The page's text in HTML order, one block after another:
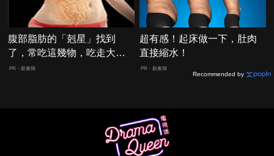
腹部脂肪的「剋星」找到
了，常吃這幾物，吃走大肚
囊，瘦出小蠻腰
PR・新素簡
超有感！起床做一下，肚肉
直接縮水！
PR・新素簡
Recommended by